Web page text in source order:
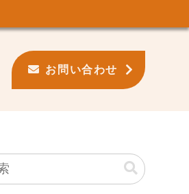
お問い合わせ